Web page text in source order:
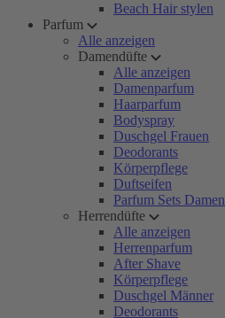
Beach Hair stylen
Parfum
Alle anzeigen
Damendüfte
Alle anzeigen
Damenparfum
Haarparfum
Bodyspray
Duschgel Frauen
Deodorants
Körperpflege
Duftseifen
Parfum Sets Damen
Herrendüfte
Alle anzeigen
Herrenparfum
After Shave
Körperpflege
Duschgel Männer
Deodorants